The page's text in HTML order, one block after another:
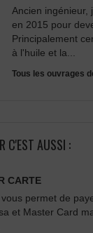
Ancien ingénieur,
en 2015 pour
Principalement
à l'huile et la...
Tous les ouvrages
C'EST AUSSI :
CARTE
permet de
et Master Card